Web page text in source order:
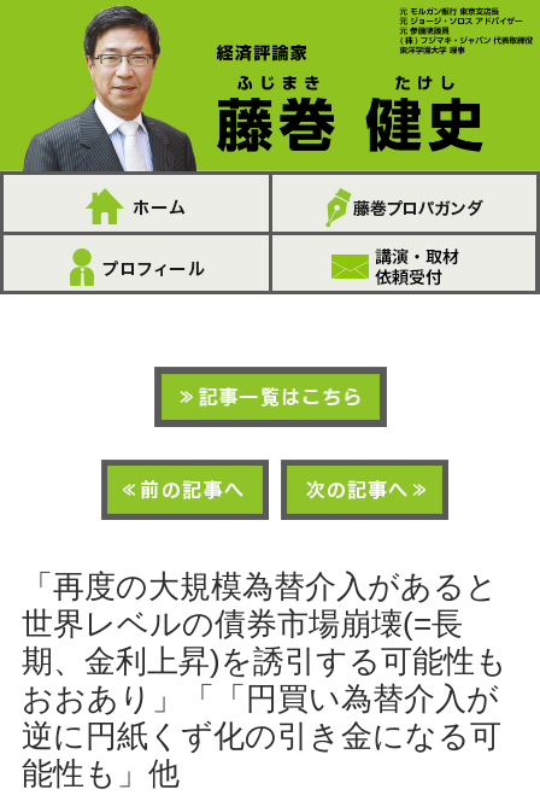
「再度の大規模為替介入があると
世界レベルの債券市場崩壊(=長
期、金利上昇)を誘引する可能性も
おおあり」「「円買い為替介入が
逆に円紙くず化の引き金になる可
能性も」他